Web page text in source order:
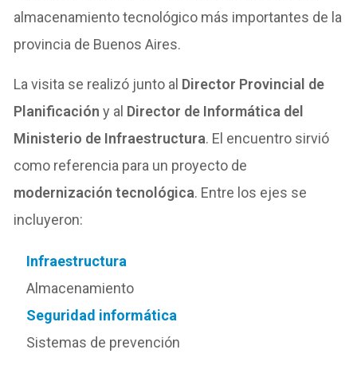
almacenamiento tecnológico más importantes de la
provincia de Buenos Aires.
La visita se realizó junto al Director Provincial de
Planificación y al Director de Informática del
Ministerio de Infraestructura. El encuentro sirvió
como referencia para un proyecto de
modernización tecnológica. Entre los ejes se
incluyeron:
Infraestructura
Almacenamiento
Seguridad informática
Sistemas de prevención